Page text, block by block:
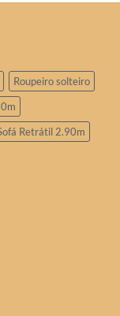
Roupeiro solteiro
Retrátil 2.90m